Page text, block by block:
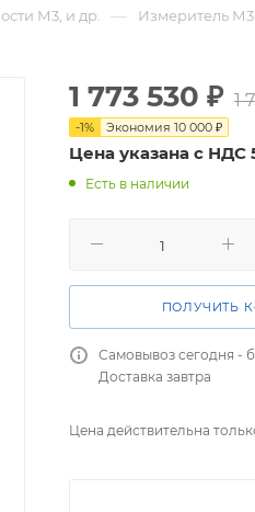
М3, и др. — Измеритель
1 773 530 ₽ 1
-1% Экономия 10 000 ₽
Цена указана с НДС
Есть в наличии
ПОЛУЧИТЬ
Самовывоз сегодня -
Доставка завтра
Цена действительна